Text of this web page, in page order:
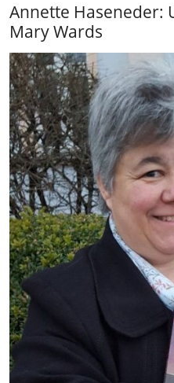
Annette Haseneder:
Mary Wards